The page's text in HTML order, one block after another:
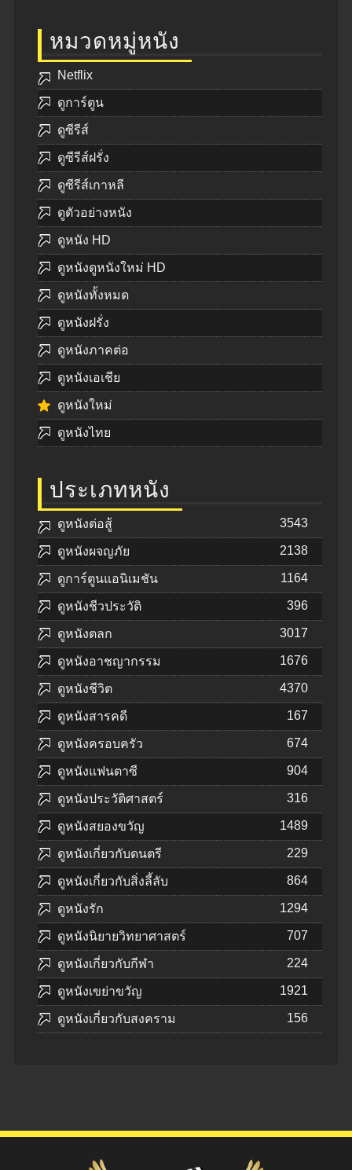
หมวดหมู่หนัง
Netflix
ดูการ์ตูน
ดูซีรีส์
ดูซีรีส์ฝรั่ง
ดูซีรีส์เกาหลี
ดูตัวอย่างหนัง
ดูหนัง HD
ดูหนังดูหนังใหม่ HD
ดูหนังทั้งหมด
ดูหนังฝรั่ง
ดูหนังภาคต่อ
ดูหนังเอเชีย
ดูหนังใหม่
ดูหนังไทย
ประเภทหนัง
ดูหนังต่อสู้ 3543
ดูหนังผจญภัย 2138
ดูการ์ตูนแอนิเมชัน 1164
ดูหนังชีวประวัติ 396
ดูหนังตลก 3017
ดูหนังอาชญากรรม 1676
ดูหนังชีวิต 4370
ดูหนังสารคดี 167
ดูหนังครอบครัว 674
ดูหนังแฟนตาซี 904
ดูหนังประวัติศาสตร์ 316
ดูหนังสยองขวัญ 1489
ดูหนังเกี่ยวกับดนตรี 229
ดูหนังเกี่ยวกับสิ่งลี้ลับ 864
ดูหนังรัก 1294
ดูหนังนิยายวิทยาศาสตร์ 707
ดูหนังเกี่ยวกับกีฬา 224
ดูหนังเขย่าขวัญ 1921
ดูหนังเกี่ยวกับสงคราม 156